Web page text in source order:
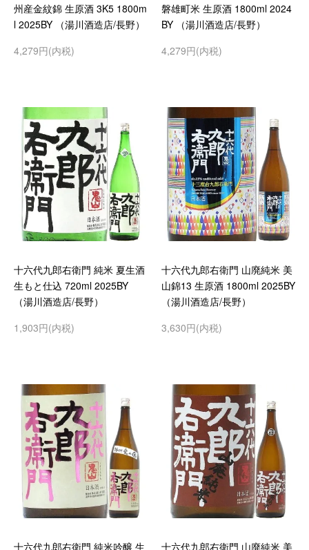
州産金紋錦 生原酒 3K5 1800m
l 2025BY （湯川酒造店/長野）
4,279円(内税)
磐雄町米 生原酒 1800ml 2024
BY （湯川酒造店/長野）
4,279円(内税)
十六代九郎右衛門 純米 夏生酒
生もと仕込 720ml 2025BY
（湯川酒造店/長野）
1,903円(内税)
十六代九郎右衛門 山廃純米 美
山錦13 生原酒 1800ml 2025BY
（湯川酒造店/長野）
3,630円(内税)
十六代九郎右衛門 純米吟醸 生 十六代九郎右衛門 山廃純米 美